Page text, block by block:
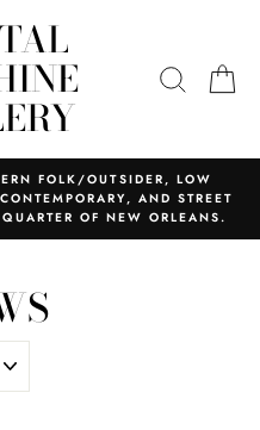
FOLK/OUTSIDER, LOW
AND STREET
OF NEW ORLEANS.